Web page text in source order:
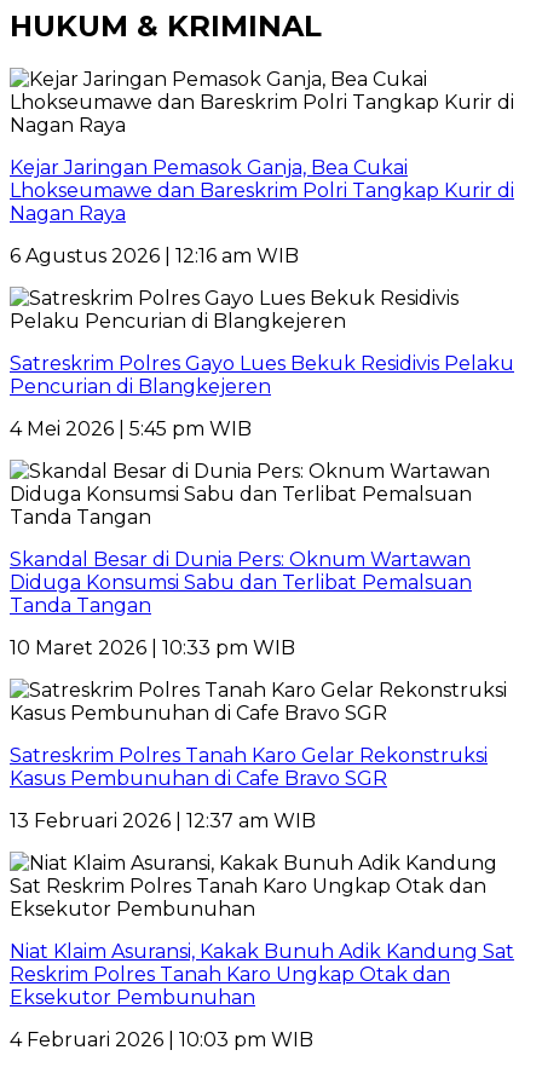
HUKUM & KRIMINAL
Kejar Jaringan Pemasok Ganja, Bea Cukai
Lhokseumawe dan Bareskrim Polri Tangkap Kurir di
Nagan Raya
6 Agustus 2026 | 12:16 am WIB
Satreskrim Polres Gayo Lues Bekuk Residivis Pelaku
Pencurian di Blangkejeren
4 Mei 2026 | 5:45 pm WIB
Skandal Besar di Dunia Pers: Oknum Wartawan
Diduga Konsumsi Sabu dan Terlibat Pemalsuan
Tanda Tangan
10 Maret 2026 | 10:33 pm WIB
Satreskrim Polres Tanah Karo Gelar Rekonstruksi
Kasus Pembunuhan di Cafe Bravo SGR
13 Februari 2026 | 12:37 am WIB
Niat Klaim Asuransi, Kakak Bunuh Adik Kandung Sat
Reskrim Polres Tanah Karo Ungkap Otak dan
Eksekutor Pembunuhan
4 Februari 2026 | 10:03 pm WIB